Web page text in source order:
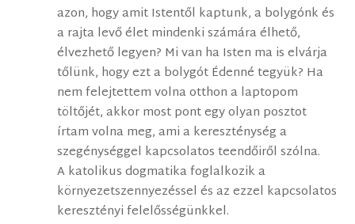
azon, hogy amit Istentől kaptunk, a bolygónk és
a rajta levő élet mindenki számára élhető,
élvezhető legyen? Mi van ha Isten ma is elvárja
tőlünk, hogy ezt a bolygót Édenné tegyük? Ha
nem felejtettem volna otthon a laptopom
töltőjét, akkor most pont egy olyan posztot
írtam volna meg, ami a kereszténység a
szegénységgel kapcsolatos teendőiről szólna.
A katolikus dogmatika foglalkozik a
környezetszennyezéssel és az ezzel kapcsolatos
keresztényi felelősségünkkel.